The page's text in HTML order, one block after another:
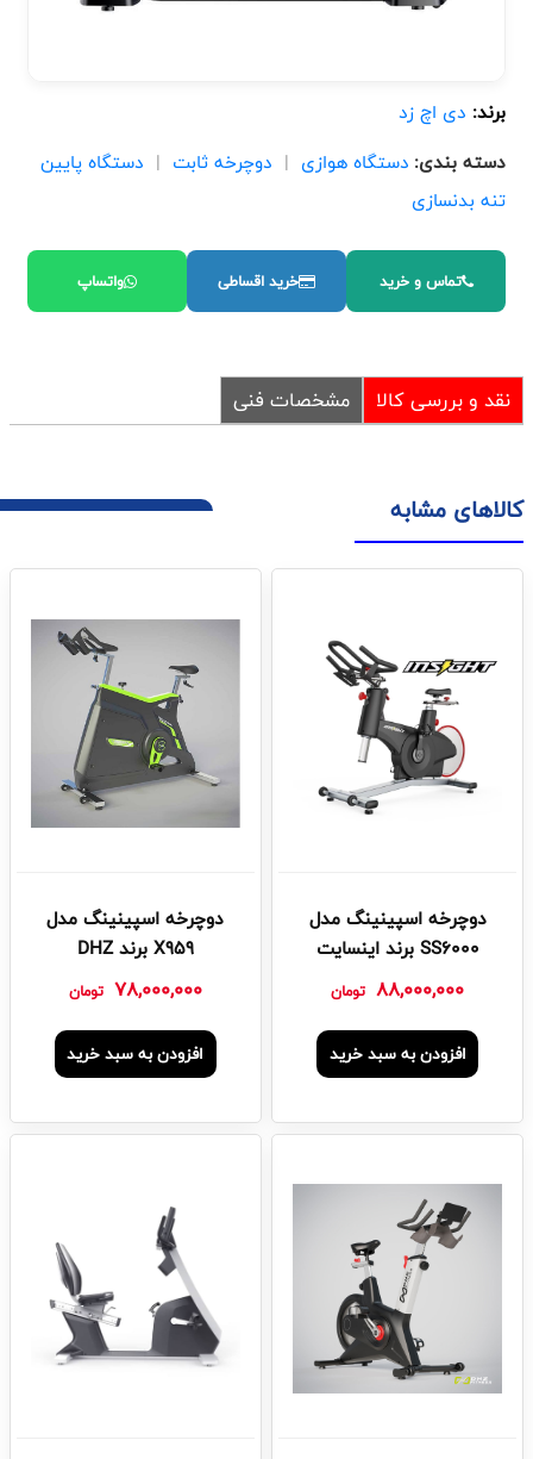
برند: دی اچ زد
دسته بندی: دستگاه هوازی | دوچرخه ثابت | دستگاه پایین
تنه بدنسازی
تماس و خرید خرید اقساطی واتساپ
نقد و بررسی کالا مشخصات فنی
کالاهای مشابه
دوچرخه اسپینینگ مدل
SS6000 برند اینسایت
88,000,000 تومان
افزودن به سبد خرید
دوچرخه اسپینینگ مدل
X959 برند DHZ
78,000,000 تومان
افزودن به سبد خرید